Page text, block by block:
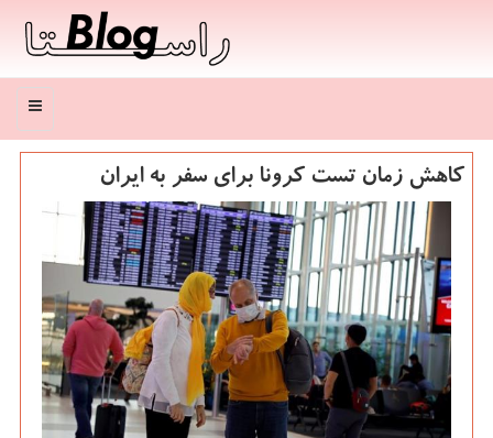
منو
كاهش زمان تست كرونا برای سفر به ایران